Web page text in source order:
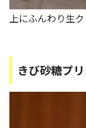
上にふんわり生
きび砂糖プ